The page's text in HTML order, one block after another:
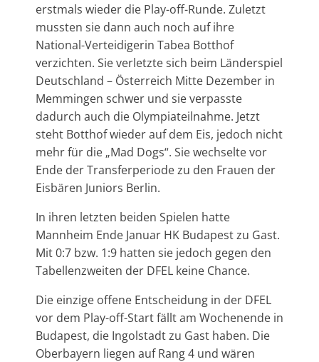
erstmals wieder die Play-off-Runde. Zuletzt
mussten sie dann auch noch auf ihre
National-Verteidigerin Tabea Botthof
verzichten. Sie verletzte sich beim Länderspiel
Deutschland – Österreich Mitte Dezember in
Memmingen schwer und sie verpasste
dadurch auch die Olympiateilnahme. Jetzt
steht Botthof wieder auf dem Eis, jedoch nicht
mehr für die „Mad Dogs“. Sie wechselte vor
Ende der Transferperiode zu den Frauen der
Eisbären Juniors Berlin.
In ihren letzten beiden Spielen hatte
Mannheim Ende Januar HK Budapest zu Gast.
Mit 0:7 bzw. 1:9 hatten sie jedoch gegen den
Tabellenzweiten der DFEL keine Chance.
Die einzige offene Entscheidung in der DFEL
vor dem Play-off-Start fällt am Wochenende in
Budapest, die Ingolstadt zu Gast haben. Die
Oberbayern liegen auf Rang 4 und wären